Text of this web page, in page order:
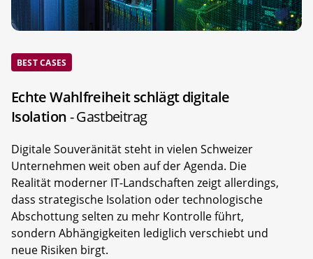
BEST CASES
Echte Wahlfreiheit schlägt digitale
Isolation- Gastbeitrag
Digitale Souveränität steht in vielen Schweizer
Unternehmen weit oben auf der Agenda. Die
Realität moderner IT-Landschaften zeigt allerdings,
dass strategische Isolation oder technologische
Abschottung selten zu mehr Kontrolle führt,
sondern Abhängigkeiten lediglich verschiebt und
neue Risiken birgt.